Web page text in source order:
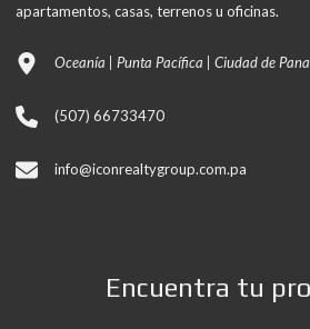
apartamentos, casas, terrenos u oficinas.
Oceanía | Punta Pacífica | Ciudad de
(507) 66733470
info@iconrealtygroup.com.pa
Encuentra tu